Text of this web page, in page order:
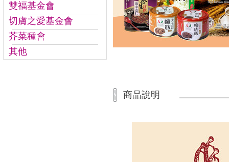
雙福基金會
切膚之愛基金會
芥菜種會
其他
商品說明